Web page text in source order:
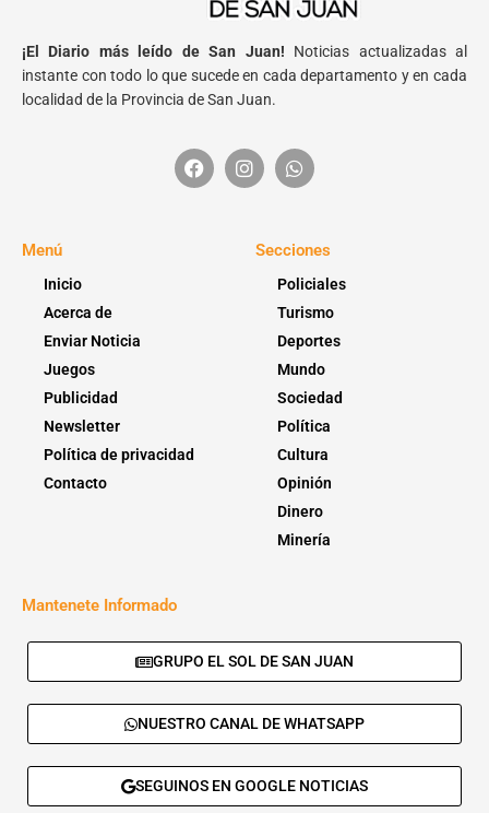
¡El Diario más leído de San Juan! Noticias actualizadas al
instante con todo lo que sucede en cada departamento y en cada
localidad de la Provincia de San Juan.
Menú
Inicio
Acerca de
Enviar Noticia
Juegos
Publicidad
Newsletter
Política de privacidad
Contacto
Secciones
Policiales
Turismo
Deportes
Mundo
Sociedad
Política
Cultura
Opinión
Dinero
Minería
Mantenete Informado
GRUPO EL SOL DE SAN JUAN
NUESTRO CANAL DE WHATSAPP
SEGUINOS EN GOOGLE NOTICIAS